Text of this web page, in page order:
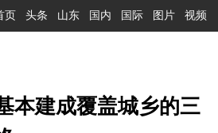
页 头条 山东 国内 国际 图片 视频
本建成覆盖城乡的三